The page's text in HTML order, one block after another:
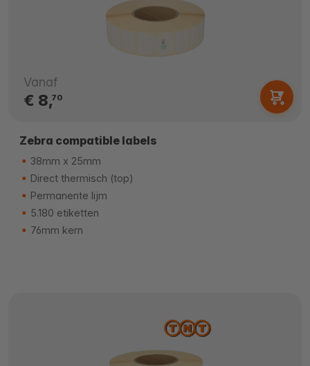
Vanaf
€ 8,70
Zebra compatible labels
38mm x 25mm
Direct thermisch (top)
Permanente lijm
5.180 etiketten
76mm kern